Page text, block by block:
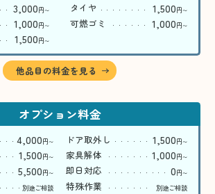
3,000円〜 タイヤ 1,500円〜
1,000円〜 可燃ゴミ 1,000円〜
1,500円〜
他品目の料金を見る
オプション料金
4,000円〜 ドア取外し 1,500円〜
1,500円〜 家具解体 1,000円〜
5,500円〜 即日対応 0円〜
別途ご相談 特殊作業 別途ご相談